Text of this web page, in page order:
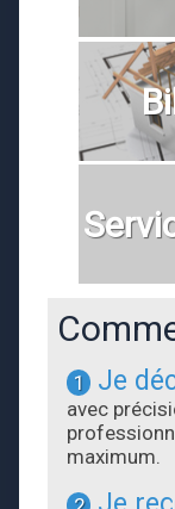
1 Je
avec
maximum.